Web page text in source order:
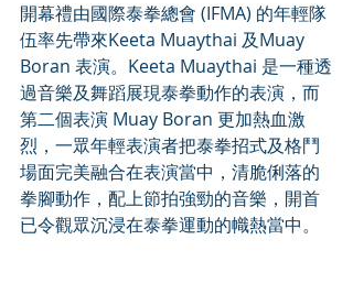
開幕禮由國際泰拳總會 (IFMA) 的年輕隊
伍率先帶來Keeta Muaythai 及Muay
Boran 表演。Keeta Muaythai 是一種透
過音樂及舞蹈展現泰拳動作的表演，而
第二個表演 Muay Boran 更加熱血激
烈，一眾年輕表演者把泰拳招式及格鬥
場面完美融合在表演當中，清脆俐落的
拳腳動作，配上節拍強勁的音樂，開首
已令觀眾沉浸在泰拳運動的幟熱當中。